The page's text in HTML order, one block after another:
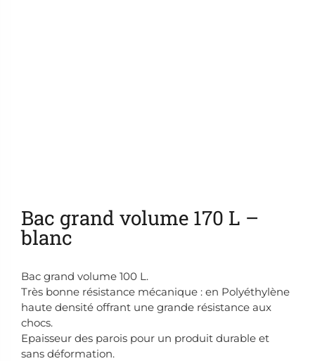
Bac grand volume 170 L –
blanc
Bac grand volume 100 L.
Très bonne résistance mécanique : en Polyéthylène
haute densité offrant une grande résistance aux
chocs.
Epaisseur des parois pour un produit durable et
sans déformation.